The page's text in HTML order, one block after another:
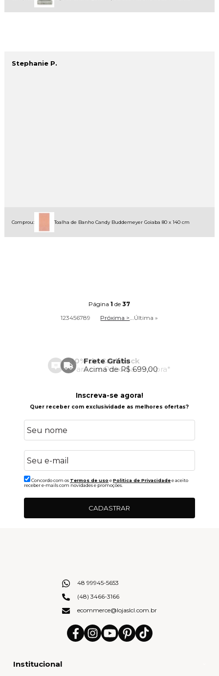
Stephanie P.
Comprou: Toalha de Banho Candy Buddemeyer Goiaba 80 x 140 cm
Página1 de37
123456789 Próxima >...Última »
Frete Grátis
Acima de R$ 699,00
Inscreva-se agora!
Quer receber com exclusividade as melhores ofertas?
Concordo com os Termos de uso ePolitica de Privacidadee aceito
receber e-mails com novidades e promoções.
CADASTRAR
Institucional
48 99945-5653
(48) 3466-3166
ecommerce@lojaslcl.com.br